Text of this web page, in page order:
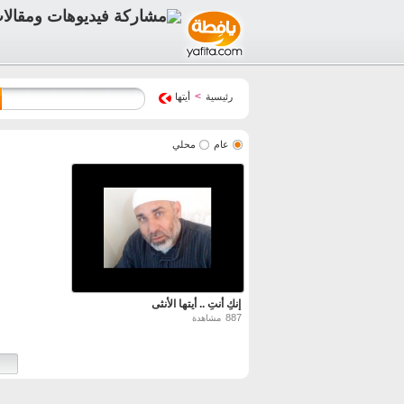
رئيسية > أيتها
عام محلي
إنكِ أنتِ .. أيتها الأنثى
887 مشاهدة